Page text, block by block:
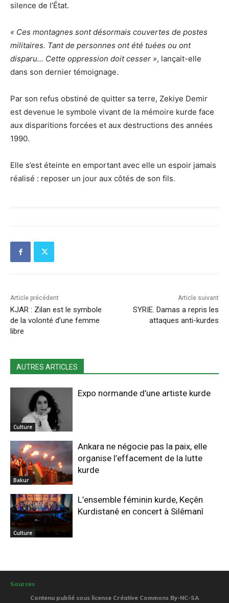
silence de l’État.
« Ces montagnes sont désormais couvertes de postes
militaires. Tant de personnes ont été tuées ou ont
disparu… Cette oppression doit cesser », lançait-elle
dans son dernier témoignage.
Par son refus obstiné de quitter sa terre, Zekiye Demir
est devenue le symbole vivant de la mémoire kurde face
aux disparitions forcées et aux destructions des années
1990.
Elle s’est éteinte en emportant avec elle un espoir jamais
réalisé : reposer un jour aux côtés de son fils.
Article précédent
KJAR : Zilan est le symbole
de la volonté d’une femme
libre
Article suivant
SYRIE. Damas a repris les
attaques anti-kurdes
AUTRES ARTICLES
Culture
Expo normande d’une artiste kurde
Bakur
Ankara ne négocie pas la paix, elle
organise l’effacement de la lutte
kurde
Culture
L’ensemble féminin kurde, Keçên
Kurdistanê en concert à Silêmanî
Sources
Contenu publié sous license Créative Commons By-NC-SA